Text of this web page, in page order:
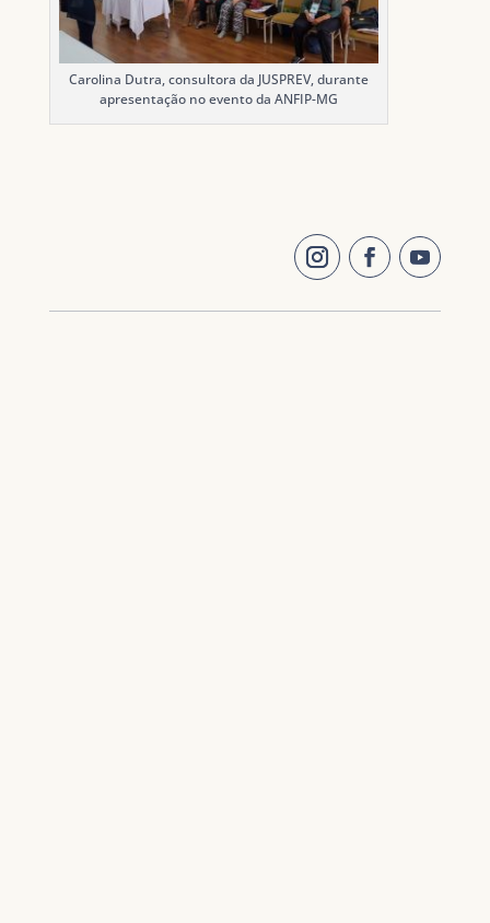
Carolina Dutra, consultora da JUSPREV, durante
apresentação no evento da ANFIP-MG